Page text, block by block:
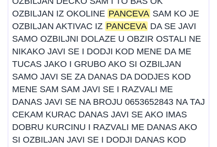
OZBILJAN IZ OKOLINE PANCEVA SAM KO JE
OZBILJAN AKTIVAC IZ PANCEVA DA SE JAVI
SAMO OZBILJNI DOLAZE U OBZIR OSTALI NE
NIKAKO JAVI SE I DODJI KOD MENE DA ME
TUCAS JAKO I GRUBO AKO SI OZBILJAN
SAMO JAVI SE ZA DANAS DA DODJES KOD
MENE SAM SAM JAVI SE I RAZVALI ME
DANAS JAVI SE NA BROJU 0653652843 NA TAJ
CEKAM KURAC DANAS JAVI SE AKO IMAS
DOBRU KURCINU I RAZVALI ME DANAS AKO
SI OZBILJAN JAVI SE I DODJI DANAS KOD